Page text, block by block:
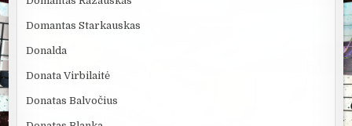
Domantas Starkauskas
Donalda
Donata Virbilaitė
Donatas Balvočius